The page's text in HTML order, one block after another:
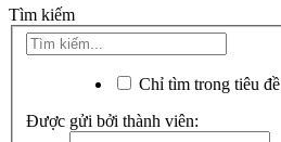
Tìm kiếm
Chỉ tìm trong tiêu đề
Được gửi bởi thành viên: